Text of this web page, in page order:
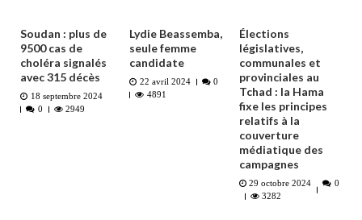
Soudan : plus de
9500 cas de
choléra signalés
avec 315 décès
18 septembre 2024
0
2949
Lydie Beassemba,
seule femme
candidate
22 avril 2024
0
4891
Élections
législatives,
communales et
provinciales au
Tchad : la Hama
fixe les principes
relatifs à la
couverture
médiatique des
campagnes
29 octobre 2024
0
3282